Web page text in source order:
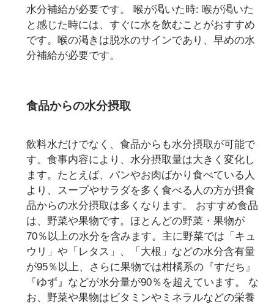
水分補給が必要です。 喉が渇いた時: 喉が渇いた
と感じた時には、すぐに水を飲むことがおすすめ
です。喉の渇きは脱水のサインであり、早めの水
分補給が必要です。
食品からの水分摂取
飲料水だけでなく、食品からも水分摂取が可能で
す。食事内容により、水分摂取量は大きく変化し
ます。たとえば、パンやお肉ばかり食べている人
より、スープやサラダを多く食べる人の方が摂食
品からの水分摂取は多くなります。 おすすめ食品
は、野菜や果物です。ほとんどの野菜・果物が
70％以上の水分を含みます。主に野菜では「キュ
ウリ」や「レタス」、「大根」などの水分含有量
が95％以上、さらに果物では柑橘系の『すだち』
『ゆず』などが水分量が90％を超えています。 な
お、野菜や果物はビタミンやミネラルなどの栄養